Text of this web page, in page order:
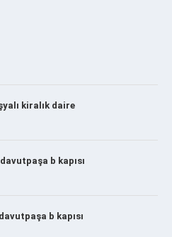
kiralık daire
b kapısı
b kapısı